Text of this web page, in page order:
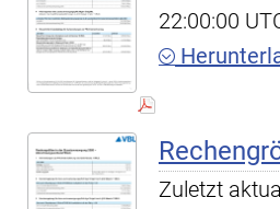
22:00:00
Zuletzt